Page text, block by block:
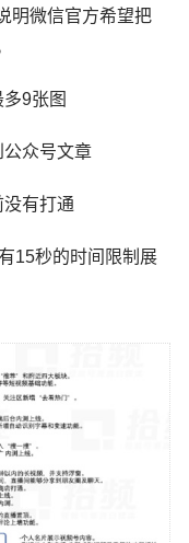
明微信官方希望把
9张图
众号文章
有打通
15秒的时间限制展